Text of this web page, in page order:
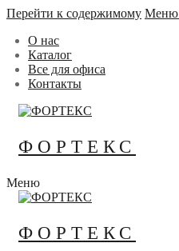
Перейти к содержимому Меню
О нас
Каталог
Все для офиса
Контакты
ФОРТЕКС
Меню
ФОРТЕКС